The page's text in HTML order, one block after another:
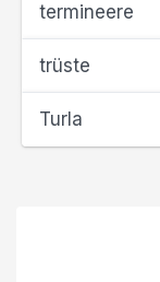
termineere
trüste
Turla